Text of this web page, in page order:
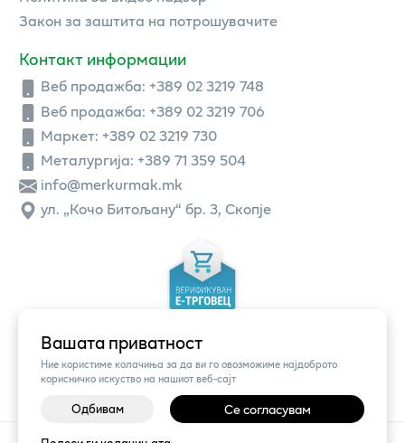
Вашата приватност
Ние користиме колачиња за да ви го овозможиме најдоброто
корисничко искуство на нашиот веб-сајт
Одбивам Се согласувам
Закон за заштита на потрошувачите
Контакт информации
Веб продажба: +389 02 3219 748
Веб продажба: +389 02 3219 706
Маркет: +389 02 3219 730
Металургија: +389 71 359 504
info@merkurmak.mk
ул. „Кочо Битољану“ бр. 3, Скопје